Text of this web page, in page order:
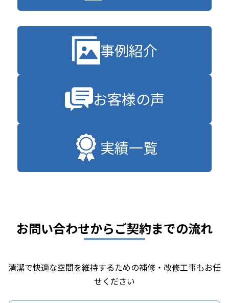
事例紹介
お客様の声
実績一覧
お問い合わせからご契約までの流れ
清潔で快適な空間を維持するための補修・改修工事もお任
せください